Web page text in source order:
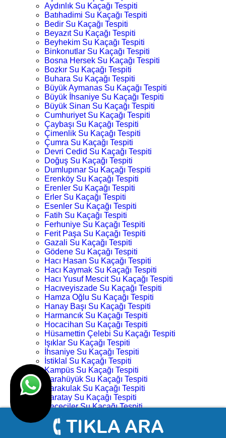
Aydınlık Su Kaçağı Tespiti
Batıhadimi Su Kaçağı Tespiti
Bedir Su Kaçağı Tespiti
Beyazıt Su Kaçağı Tespiti
Beyhekim Su Kaçağı Tespiti
Binkonutlar Su Kaçağı Tespiti
Bosna Hersek Su Kaçağı Tespiti
Bozkır Su Kaçağı Tespiti
Buhara Su Kaçağı Tespiti
Büyük Aymanas Su Kaçağı Tespiti
Büyük İhsaniye Su Kaçağı Tespiti
Büyük Sinan Su Kaçağı Tespiti
Cumhuriyet Su Kaçağı Tespiti
Çaybaşı Su Kaçağı Tespiti
Çimenlik Su Kaçağı Tespiti
Çumra Su Kaçağı Tespiti
Devri Cedid Su Kaçağı Tespiti
Doğuş Su Kaçağı Tespiti
Dumlupınar Su Kaçağı Tespiti
Erenköy Su Kaçağı Tespiti
Erenler Su Kaçağı Tespiti
Erler Su Kaçağı Tespiti
Esenler Su Kaçağı Tespiti
Fatih Su Kaçağı Tespiti
Ferhuniye Su Kaçağı Tespiti
Ferit Paşa Su Kaçağı Tespiti
Gazali Su Kaçağı Tespiti
Gödene Su Kaçağı Tespiti
Hacı Hasan Su Kaçağı Tespiti
Hacı Kaymak Su Kaçağı Tespiti
Hacı Yusuf Mescit Su Kaçağı Tespiti
Hacıveyiszade Su Kaçağı Tespiti
Hamza Oğlu Su Kaçağı Tespiti
Hanay Başı Su Kaçağı Tespiti
Harmancık Su Kaçağı Tespiti
Hocacihan Su Kaçağı Tespiti
Hüsamettin Çelebi Su Kaçağı Tespiti
Işıklar Su Kaçağı Tespiti
İhsaniye Su Kaçağı Tespiti
İstiklal Su Kaçağı Tespiti
Kampüs Su Kaçağı Tespiti
Karahüyük Su Kaçağı Tespiti
Karakulak Su Kaçağı Tespiti
Karatay Su Kaçağı Tespiti
Keçeciler Su Kaçağı Tespiti
Keykubat Su Kaçağı Tespiti
Kılıç Aslan Su Kaçağı Tespiti
Kovanağzı Su Kaçağı Tespiti